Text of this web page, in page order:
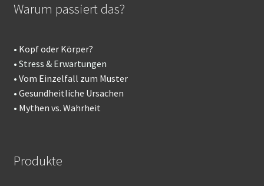
Warum passiert das?
• Kopf oder Körper?
• Stress & Erwartungen
• Vom Einzelfall zum Muster
• Gesundheitliche Ursachen
• Mythen vs. Wahrheit
Produkte